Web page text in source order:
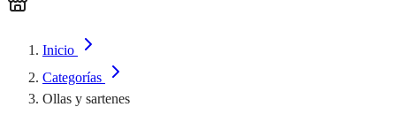
Inicio
Categorías
Ollas y sartenes